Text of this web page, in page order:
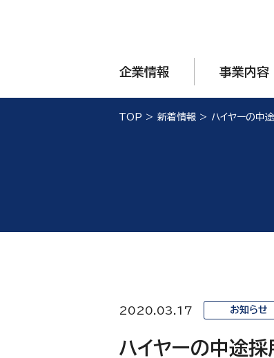
企業情報 事業内容
TOP > 新着情報 > ハイヤーの中
2020.03.17 お知らせ
ハイヤーの中途採